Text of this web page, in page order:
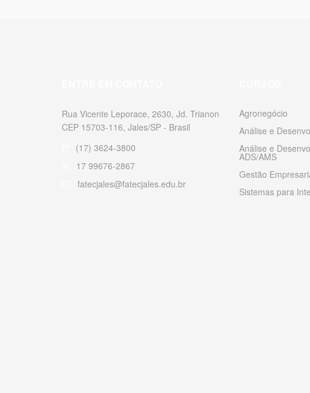
Rua Vicente Leporace, 2630, Jd. Trianon
CEP 15703-116, Jales/SP - Brasil
(17) 3624-3800
17 99676-2867
fatecjales@fatecjales.edu.br
Agronegócio
Análise e
Análise e
ADS/AMS
Gestão
Sistemas para